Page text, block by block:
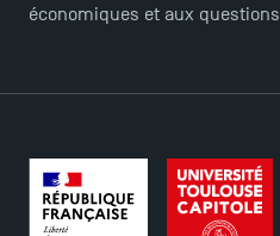
Recrutement
Contact
Plans et accès à TSM
économiques et aux